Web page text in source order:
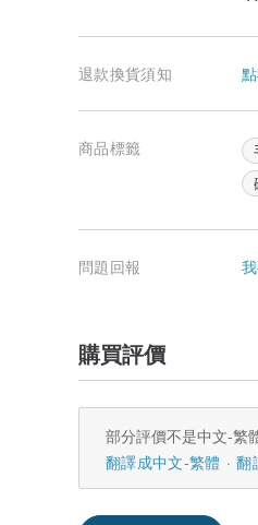
退款換貨須知
商品標籤
問題回報
購買評價
部分評價不是中文-繁
翻譯成中文-繁體
翻